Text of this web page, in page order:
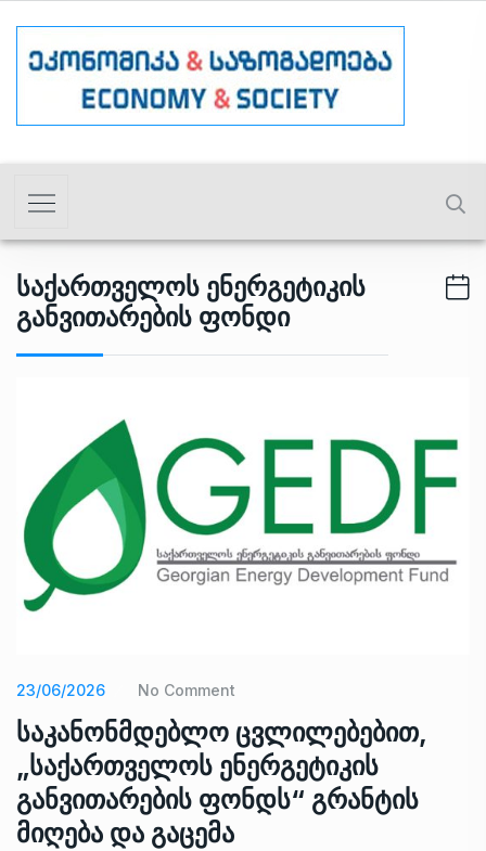
Საქართველოს Ენერგეტიკის
Განვითარების Ფონდი
23/06/2026 No Comment
საკანონმდებლო ცვლილებებით,
„საქართველოს ენერგეტიკის
განვითარების ფონდს“ გრანტის
მიღება და გაცემა